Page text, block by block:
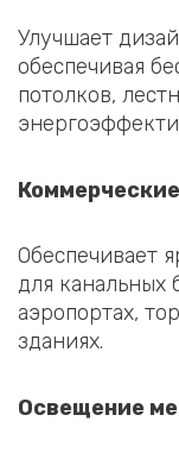
Улучшает
обеспечивая
потолков,
Обеспечивает
для канальных
аэропортах,
зданиях.
Освещение